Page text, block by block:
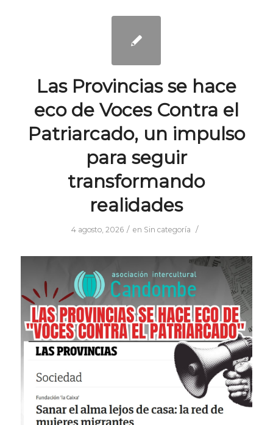
Las Provincias se hace
eco de Voces Contra el
Patriarcado, un impulso
para seguir
transformando
realidades
4 agosto, 2026 / en Sin categoría /